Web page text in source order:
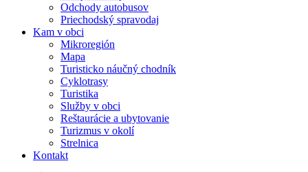
Odchody autobusov
Priechodský spravodaj
Kam v obci
Mikroregión
Mapa
Turisticko náučný chodník
Cyklotrasy
Turistika
Služby v obci
Reštaurácie a ubytovanie
Turizmus v okolí
Strelnica
Kontakt